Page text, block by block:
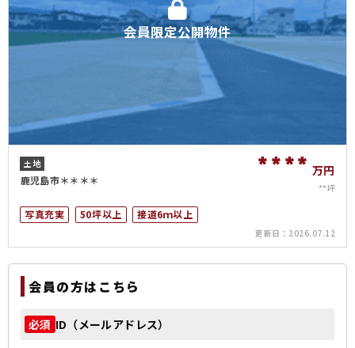
会員限定公開物件
土地
鹿児島市＊＊＊＊ **** 万円
**坪
写真充実 50坪以上 接道6ｍ以上
更新日： 2026.07.12
会員の方はこちら
必須 ID（メールアドレス）